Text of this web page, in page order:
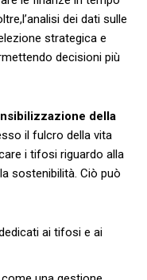
dei⁢ dati ​sulle
​strategica e
decisioni ⁤più
della
⁤il fulcro della⁣ vita
i tifosi riguardo alla
sostenibilità. Ciò può
ai tifosi e ​ai